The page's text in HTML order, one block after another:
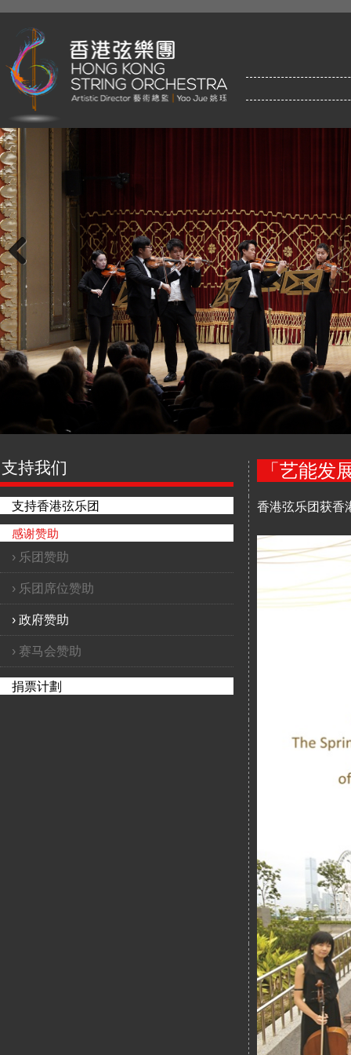
Previous
支持我们
支持香港弦乐团
感谢赞助
› 乐团赞助
› 乐团席位赞助
› 政府赞助
› 赛马会赞助
捐票计劃
「艺能发
香港弦乐团获香